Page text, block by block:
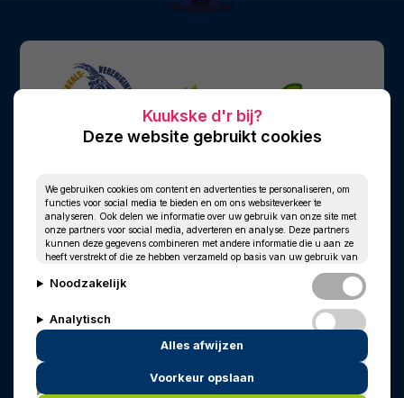
© 2010 - 2026PrivacyCookies
Deze website gebruikt cookies
We gebruiken cookies om content en advertenties te personaliseren, om
functies voor social media te bieden en om ons websiteverkeer te
analyseren. Ook delen we informatie over uw gebruik van onze site met
onze partners voor social media, adverteren en analyse. Deze partners
kunnen deze gegevens combineren met andere informatie die u aan ze
heeft verstrekt of die ze hebben verzameld op basis van uw gebruik van
Noodzakelijk
Analytisch
Marketing
Alles afwijzen
Voorkeur opslaan